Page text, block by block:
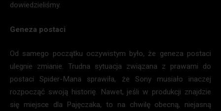
dowiedzieliśmy.
Geneza postaci
Od samego początku oczywistym było, że geneza postaci
ulegnie zmianie. Trudna sytuacja związana z prawami do
postaci Spider-Mana sprawiła, że Sony musiało inaczej
rozpocząć swoją historię. Nawet, jeśli w produkcji znajdzie
się miejsce dla Pajęczaka, to na chwilę obecną, niejasną